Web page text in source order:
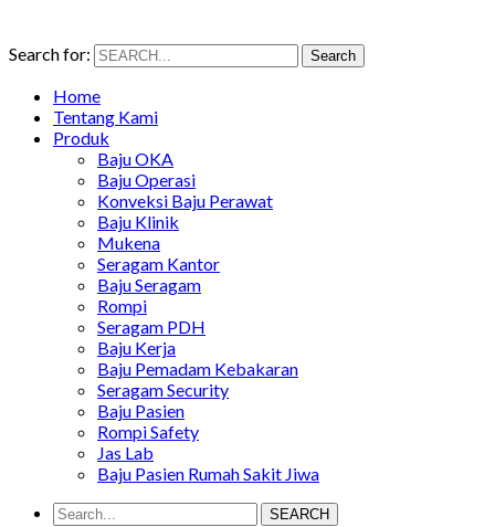
Search for: Search
Home
Tentang Kami
Produk
Baju OKA
Baju Operasi
Konveksi Baju Perawat
Baju Klinik
Mukena
Seragam Kantor
Baju Seragam
Rompi
Seragam PDH
Baju Kerja
Baju Pemadam Kebakaran
Seragam Security
Baju Pasien
Rompi Safety
Jas Lab
Baju Pasien Rumah Sakit Jiwa
SEARCH